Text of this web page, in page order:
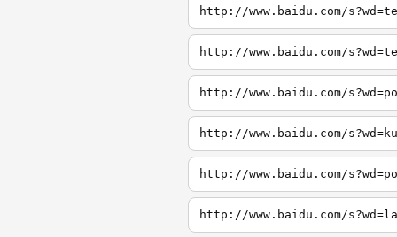
http://www.baidu.com/
http://www.baidu.com/
http://www.baidu.com/
http://www.baidu.com/
http://www.baidu.com/
http://www.baidu.com/